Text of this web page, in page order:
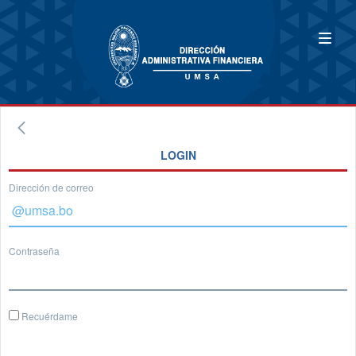
LOGIN
Dirección de correo
Contraseña
Recuérdame